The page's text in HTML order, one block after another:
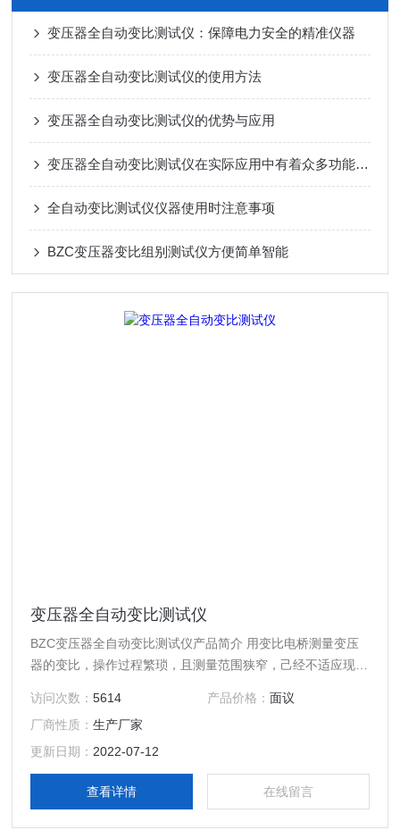
变压器全自动变比测试仪：保障电力安全的精准仪器
变压器全自动变比测试仪的使用方法
变压器全自动变比测试仪的优势与应用
变压器全自动变比测试仪在实际应用中有着众多功能特点
全自动变比测试仪仪器使用时注意事项
BZC变压器变比组别测试仪方便简单智能
变压器全自动变比测试仪
BZC变压器全自动变比测试仪产品简介 用变比电桥测量变压
器的变比，操作过程繁琐，且测量范围狭窄，己经不适应现代
术，研制出了新一代全自动变比组别测试仪，该仪器是电力工
业部门的理想测试仪器。它具有体积小，重量轻，精度高，稳
定性好等优点。它采用大屏幕液晶汉字显示、菜单操作，界面
友好，变比组别可一次测完。
访问次数：5614 产品价格： 面议
厂商性质：生产厂家
更新日期： 2022-07-12
查看详情 在线留言